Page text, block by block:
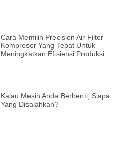
Cara Memilih Precision Air Filter
Kompresor Yang Tepat Untuk
Meningkatkan Efisiensi Produksi
Kalau Mesin Anda Berhenti, Siapa
Yang Disalahkan?